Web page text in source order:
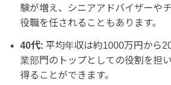
験が増え、シニアアドバイザーや
役職を任されることもあります。
40代: 平均年収は約1000万円から
業部門のトップとしての役割を担
得ることができます。